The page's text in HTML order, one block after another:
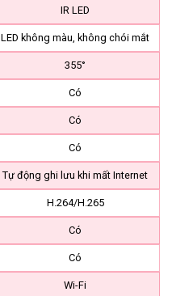
IR LED
LED không màu, không chói mắt
355°
Có
Có
Có
Tự động ghi lưu khi mất Internet
H.264/H.265
Có
Có
Wi-Fi